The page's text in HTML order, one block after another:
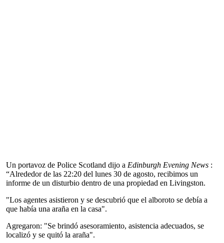
Un portavoz de Police Scotland dijo a Edinburgh Evening News :
“Alrededor de las 22:20 del lunes 30 de agosto, recibimos un
informe de un disturbio dentro de una propiedad en Livingston.
"Los agentes asistieron y se descubrió que el alboroto se debía a
que había una araña en la casa".
Agregaron: "Se brindó asesoramiento, asistencia adecuados, se
localizó y se quitó la araña".